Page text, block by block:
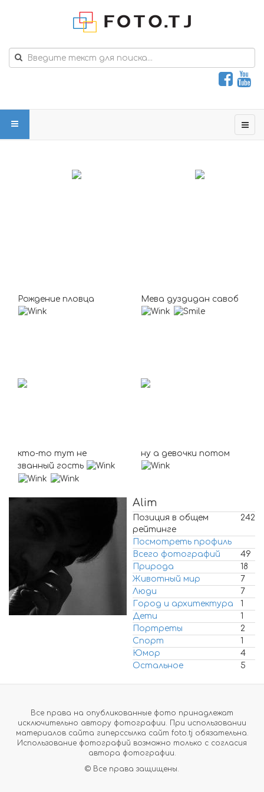
Рождение пловца Мева дуздидан савоб
кто-то тут не
званный гость
ну а девочки потом
Alim
Позиция в общем
рейтинге
242
Посмотреть профиль
Всего фотографий
49
Природа
18
Животный мир
7
Люди
7
Город и архитектура
1
Дети
1
Портреты
2
Спорт
1
Юмор
4
Остальное
5
Все права на опубликованные фото принадлежат
исключительно автору фотографии. При использовании
материалов сайта гиперссылка сайт foto.tj обязательна.
Использование фотографий возможно только с согласия
автора фотографии.
© Все права защищены.